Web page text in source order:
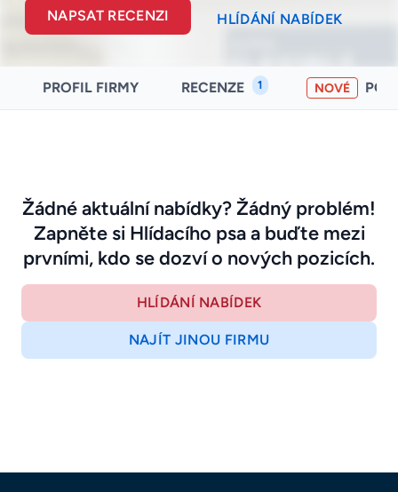
NAPSAT RECENZI HLÍDÁNÍ NABÍDEK
PROFIL FIRMY RECENZE 1 NOVÉ
Žádné aktuální nabídky? Žádný problém!
Zapněte si Hlídacího psa a buďte mezi
prvními, kdo se dozví o nových pozicích.
HLÍDÁNÍ NABÍDEK
NAJÍT JINOU FIRMU